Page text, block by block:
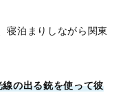
寝泊まりしながら関東
線の出る銃を使って彼